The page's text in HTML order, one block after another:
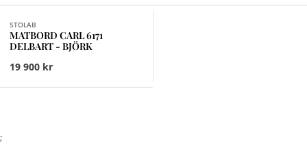
STOLAB
MATBORD CARL 6171
DELBART - BJÖRK
19 900 kr
;